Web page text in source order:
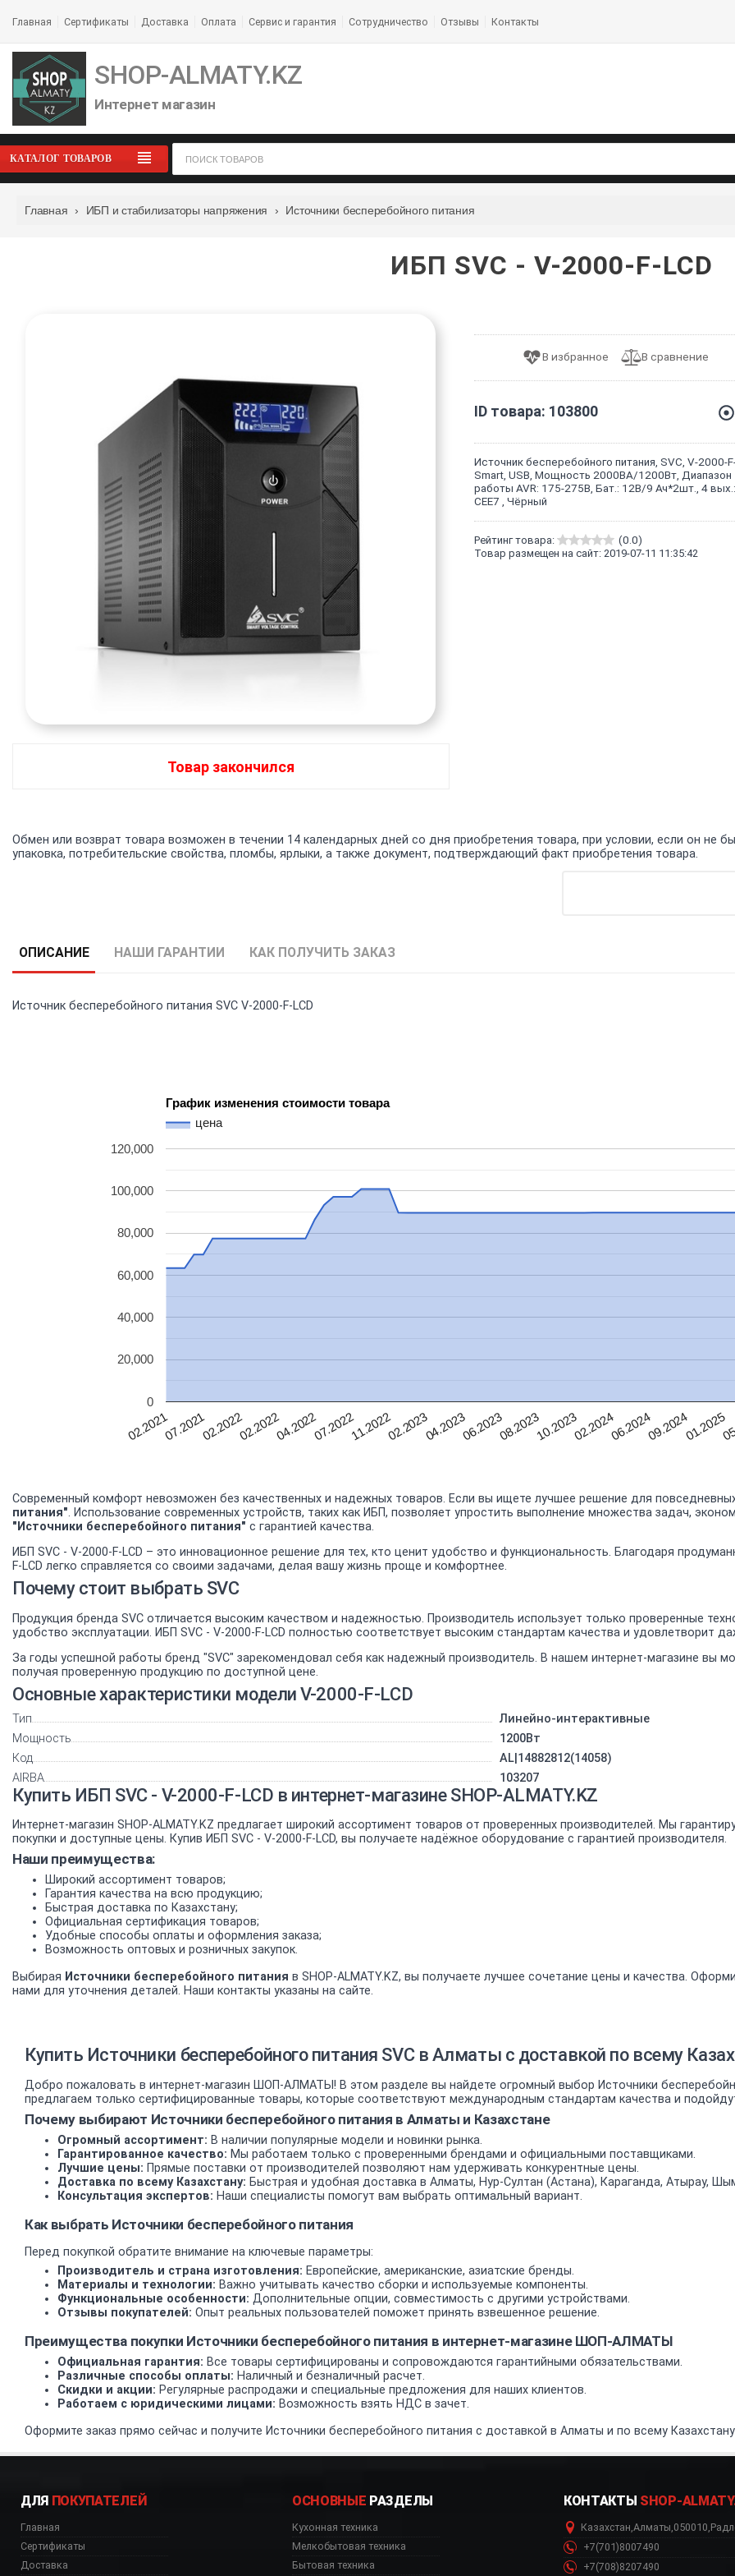
Главная Сертификаты Доставка Оплата Сервис и гарантия Сотрудничество Отзывы Контакты
SHOP-ALMATY.KZ
Интернет магазин
КАТАЛОГ ТОВАРОВ
Главная › ИБП и стабилизаторы напряжения › Источники бесперебойного питания
ИБП SVC - V-2000-F-LCD
Товар закончился
ID товара: 103800
Источник бесперебойного питания, SVC, V-2000-F-
Smart, USB, Мощность 2000ВА/1200Вт, Диапазон
работы AVR: 175-275В, Бат.: 12В/9 Ач*2шт., 4
CEE7 , Чёрный
Рейтинг товара:
(0.0)
Товар размещен на сайт: 2019-07-11 11:35:42
Обмен или возврат товара возможен в течении 14 календарных дней со дня приобретения товара, при условии, если он не
упаковка, потребительские свойства, пломбы, ярлыки, а также документ, подтверждающий факт приобретения товара.
ОПИСАНИЕ НАШИ ГАРАНТИИ КАК ПОЛУЧИТЬ ЗАКАЗ
Источник бесперебойного питания SVC V-2000-F-LCD
График изменения стоимости товара
цена
02.202107.202102.202202.202204.202207.202211.202202.202304.202306.202308.202310.202302.202406.202409.202401.2025
0
20,000
40,000
60,000
80,000
100,000
120,000
Современный комфорт невозможен без качественных и надежных товаров. Если вы ищете лучшее решение для
питания". Использование современных устройств, таких как ИБП, позволяет упростить выполнение множества задач,
"Источники бесперебойного питания" с гарантией качества.
ИБП SVC - V-2000-F-LCD – это инновационное решение для тех, кто ценит удобство и функциональность. Благодаря
F-LCD легко справляется со своими задачами, делая вашу жизнь проще и комфортнее.
Почему стоит выбрать SVC
Продукция бренда SVC отличается высоким качеством и надежностью. Производитель использует только проверенные
удобство эксплуатации. ИБП SVC - V-2000-F-LCD полностью соответствует высоким стандартам качества и удовлетворит
За годы успешной работы бренд "SVC" зарекомендовал себя как надежный производитель. В нашем интернет-магазине вы
получая проверенную продукцию по доступной цене.
Основные характеристики модели V-2000-F-LCD
Тип
Линейно-интерактивные
Мощность
1200Вт
Код
AL|14882812(14058)
AIRBA
103207
Купить ИБП SVC - V-2000-F-LCD в интернет-магазине SHOP-ALMATY.KZ
Интернет-магазин SHOP-ALMATY.KZ предлагает широкий ассортимент товаров от проверенных производителей. Мы
покупки и доступные цены. Купив ИБП SVC - V-2000-F-LCD, вы получаете надёжное оборудование с гарантией производителя.
Наши преимущества:
Широкий ассортимент товаров;
Гарантия качества на всю продукцию;
Быстрая доставка по Казахстану;
Официальная сертификация товаров;
Удобные способы оплаты и оформления заказа;
Возможность оптовых и розничных закупок.
Выбирая Источники бесперебойного питания в SHOP-ALMATY.KZ, вы получаете лучшее сочетание цены и качества.
нами для уточнения деталей. Наши контакты указаны на сайте.
Купить Источники бесперебойного питания SVC в Алматы с доставкой по всему
Добро пожаловать в интернет-магазин ШОП-АЛМАТЫ! В этом разделе вы найдете огромный выбор Источники
предлагаем только сертифицированные товары, которые соответствуют международным стандартам качества и
Почему выбирают Источники бесперебойного питания в Алматы и Казахстане
Огромный ассортимент: В наличии популярные модели и новинки рынка.
Гарантированное качество: Мы работаем только с проверенными брендами и официальными поставщиками.
Лучшие цены: Прямые поставки от производителей позволяют нам удерживать конкурентные цены.
Доставка по всему Казахстану: Быстрая и удобная доставка в Алматы, Нур-Султан (Астана), Караганда, Атырау,
Консультация экспертов: Наши специалисты помогут вам выбрать оптимальный вариант.
Как выбрать Источники бесперебойного питания
Перед покупкой обратите внимание на ключевые параметры:
Производитель и страна изготовления: Европейские, американские, азиатские бренды.
Материалы и технологии: Важно учитывать качество сборки и используемые компоненты.
Функциональные особенности: Дополнительные опции, совместимость с другими устройствами.
Отзывы покупателей: Опыт реальных пользователей поможет принять взвешенное решение.
Преимущества покупки Источники бесперебойного питания в интернет-магазине ШОП-АЛМАТЫ
Официальная гарантия: Все товары сертифицированы и сопровождаются гарантийными обязательствами.
Различные способы оплаты: Наличный и безналичный расчет.
Скидки и акции: Регулярные распродажи и специальные предложения для наших клиентов.
Работаем с юридическими лицами: Возможность взять НДС в зачет.
Оформите заказ прямо сейчас и получите Источники бесперебойного питания с доставкой в Алматы и по всему
ДЛЯ ПОКУПАТЕЛЕЙ
Главная
Сертификаты
Доставка
ОСНОВНЫЕ РАЗДЕЛЫ
Кухонная техника
Мелкобытовая техника
Бытовая техника
КОНТАКТЫ SHOP-
Казахстан,Алматы,050010,
+7(701)8007490
+7(708)8207490